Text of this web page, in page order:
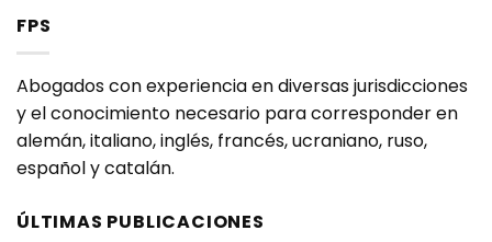
FPS
Abogados con experiencia en diversas jurisdicciones
y el conocimiento necesario para corresponder en
alemán, italiano, inglés, francés, ucraniano, ruso,
español y catalán.
ÚLTIMAS PUBLICACIONES